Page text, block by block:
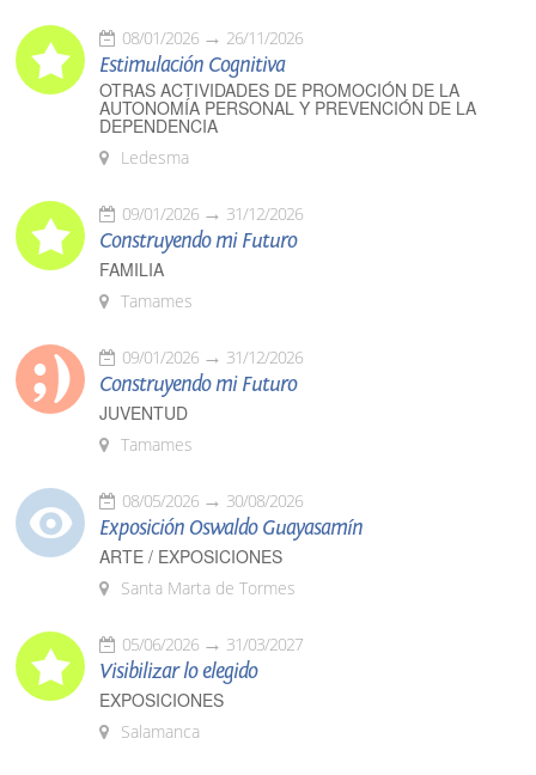
08/01/2026 26/11/2026
Estimulación Cognitiva
OTRAS ACTIVIDADES DE PROMOCIÓN DE LA
AUTONOMÍA PERSONAL Y PREVENCIÓN DE LA
DEPENDENCIA
Ledesma
09/01/2026 31/12/2026
Construyendo mi Futuro
FAMILIA
Tamames
09/01/2026 31/12/2026
Construyendo mi Futuro
JUVENTUD
Tamames
08/05/2026 30/08/2026
Exposición Oswaldo Guayasamín
ARTE / EXPOSICIONES
Santa Marta de Tormes
05/06/2026 31/03/2027
Visibilizar lo elegido
EXPOSICIONES
Salamanca